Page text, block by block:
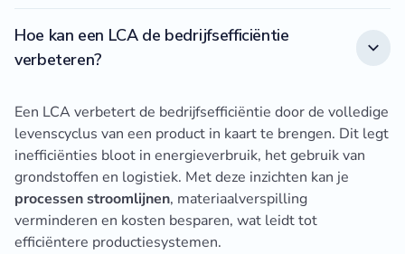
Hoe kan een LCA de bedrijfsefficiëntie
verbeteren?
Een LCA verbetert de bedrijfsefficiëntie door de volledige
levenscyclus van een product in kaart te brengen. Dit legt
inefficiënties bloot in energieverbruik, het gebruik van
grondstoffen en logistiek. Met deze inzichten kan je
processen stroomlijnen, materiaalverspilling
verminderen en kosten besparen, wat leidt tot
efficiëntere productiesystemen.